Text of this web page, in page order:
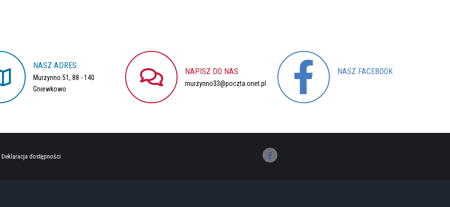
NASZ ADRES
Murzynno 51, 88 - 140
Gniewkowo
NAPISZ DO NAS
murzynno33@poczta.onet.pl
NASZ FACEBOOK
Deklaracja dostępności